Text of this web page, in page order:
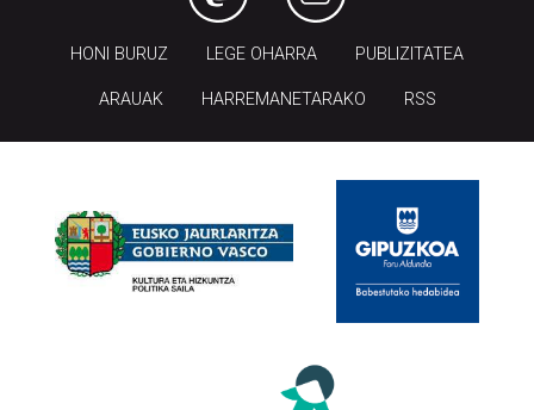
HONI BURUZ LEGE OHARRA PUBLIZITATEA
ARAUAK HARREMANETARAKO RSS